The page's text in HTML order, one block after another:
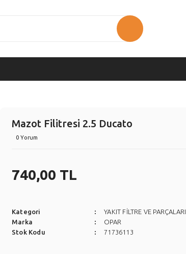
Mazot Filitresi 2.5 Ducato
0 Yorum
740,00 TL
Kategori
YAKIT FİLTRE VE PARÇALARI
Marka
OPAR
Stok Kodu
71736113